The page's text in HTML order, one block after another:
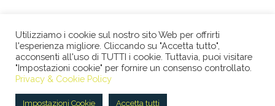
© 2026 STUDIO LEGALE BERTACCO RECLA & PARTNERS •
VIA SAN CLEMENTE, 1 • 20122 MILANO • TEL +39 02
Utilizziamo i cookie sul nostro sito Web per offrirti
l'esperienza migliore. Cliccando su "Accetta tutto",
acconsenti all'uso di TUTTI i cookie. Tuttavia, puoi visitare
"Impostazioni cookie" per fornire un consenso controllato.
Privacy & Cookie Policy
Impostazioni Cookie Accetta tutti